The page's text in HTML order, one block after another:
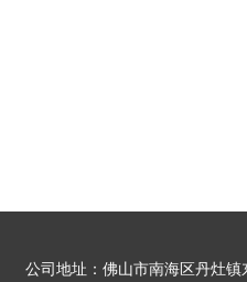
公司地址：佛山市南海区丹灶